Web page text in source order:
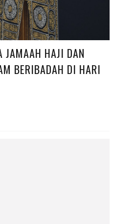
JAMAAH HAJI DAN
BERIBADAH DI HARI